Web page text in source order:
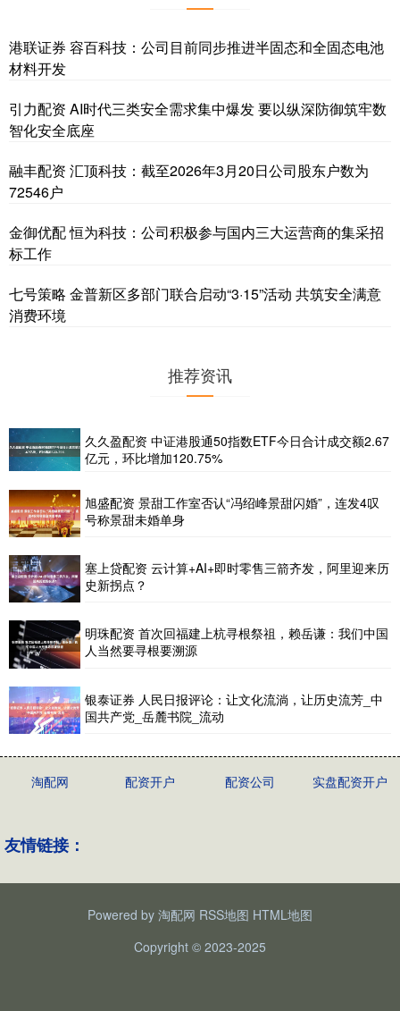
港联证券 容百科技：公司目前同步推进半固态和全固态电池
材料开发
引力配资 AI时代三类安全需求集中爆发 要以纵深防御筑牢数
智化安全底座
融丰配资 汇顶科技：截至2026年3月20日公司股东户数为
72546户
金御优配 恒为科技：公司积极参与国内三大运营商的集采招
标工作
七号策略 金普新区多部门联合启动“3·15”活动 共筑安全满意
消费环境
推荐资讯
久久盈配资 中证港股通50指数ETF今日合计成交额2.67
亿元，环比增加120.75%
旭盛配资 景甜工作室否认“冯绍峰景甜闪婚”，连发4叹
号称景甜未婚单身
塞上贷配资 云计算+AI+即时零售三箭齐发，阿里迎来历
史新拐点？
明珠配资 首次回福建上杭寻根祭祖，赖岳谦：我们中国
人当然要寻根要溯源
银泰证券 人民日报评论：让文化流淌，让历史流芳_中
国共产党_岳麓书院_流动
淘配网 配资开户 配资公司 实盘配资开户
友情链接：
Powered by 淘配网 RSS地图 HTML地图
Copyright © 2023-2025